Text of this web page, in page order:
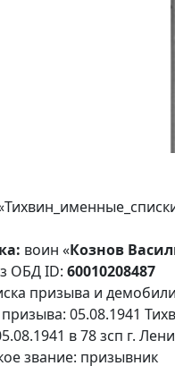
воин «Кознов
ОБД ID: 60010208487
призыва и
05.08.1941
в 78 зсп г.
звание: призывник